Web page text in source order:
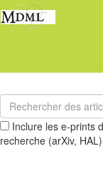
Inclure les e-prints
recherche (arXiv, HAL)